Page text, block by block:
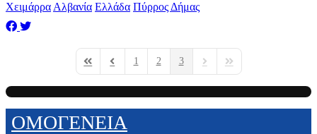
Χειμάρρα Αλβανία Ελλάδα Πύρρος Δήμας
First PagePrevious Page
1 2 3
Next PageLast Page
ΟΜΟΓΕΝΕΙΑ